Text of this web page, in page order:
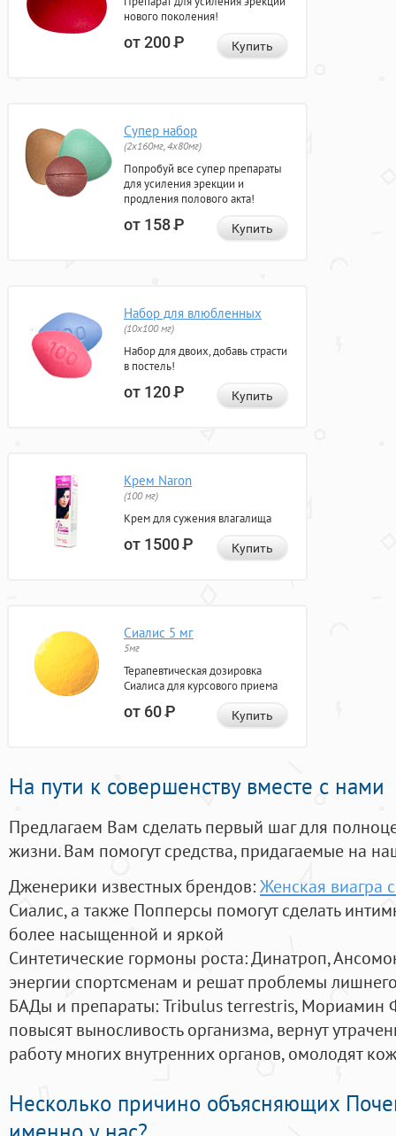
нового поколения!
от 200Р Купить
Супер набор
(2х160мг, 4х80мг)
Попробуй все супер препараты
для усиления эрекции и
продления полового акта!
от 158Р Купить
Набор для влюбленных
(10х100 мг)
Набор для двоих, добавь страсти
в постель!
от 120Р Купить
Крем Naron
(100 мг)
Крем для сужения влагалища
от 1500Р Купить
Сиалис 5 мг
5мг
Терапевтическая дозировка
Сиалиса для курсового приема
от 60Р Купить
На пути к совершенству вместе с нами
Предлагаем Вам сделать первый шаг для
жизни. Вам помогут средства, придагаемые на
Дженерики известных брендов:Женская виагра
Сиалис, а также Попперсы помогут сделать
более насыщенной и яркой
Синтетические гормоны роста: Динатроп,
энергии спортсменам и решат проблемы
БАДы и препараты:Tribulus terrestris, Мориамин
повысят выносливость организма, вернут
работу многих внутренних органов, омолодят
Несколько причино объясняющих